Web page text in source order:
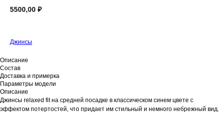
5500,00 ₽
Джинсы
Описание
Состав
Доставка и примерка
Параметры модели
Описание
Джинсы relaxed fit на средней посадке в классическом синем цвете с
эффектом потертостей, что придает им стильный и немного небрежный вид.